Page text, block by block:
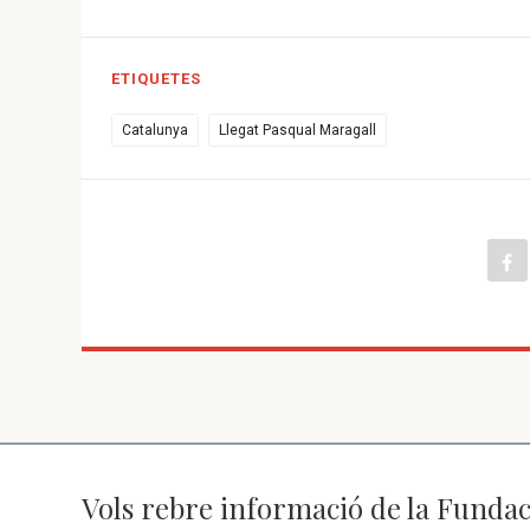
ETIQUETES
Catalunya Llegat Pasqual Maragall
Vols rebre informació de la